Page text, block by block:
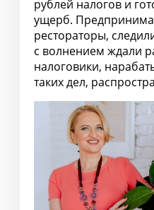
рублей налогов и
ущерб.
рестораторы,
с волнением ждали
налоговики,
таких дел,